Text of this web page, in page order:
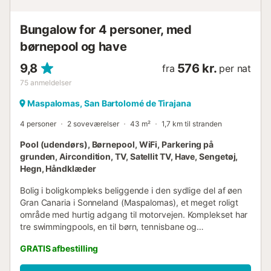
Bungalow for 4 personer, med
børnepool og have
9,8
75 anmeldelser
fra 576 kr. per nat
Maspalomas, San Bartolomé de Tirajana
4 personer 2 soveværelser 43 m² 1,7 km til stranden
Pool (udendørs), Børnepool, WiFi, Parkering på
grunden, Aircondition, TV, Satellit TV, Have, Sengetøj,
Hegn, Håndklæder
Bolig i boligkompleks beliggende i den sydlige del af øen
Gran Canaria i Sonneland (Maspalomas), et meget roligt
område med hurtig adgang til motorvejen. Komplekset har
tre swimmingpools, en til børn, tennisbane og
2021, er godt placeret i komplekset få meter fra
indgangen til komplekset og poolområdet. Ejendommen
GRATIS afbestilling